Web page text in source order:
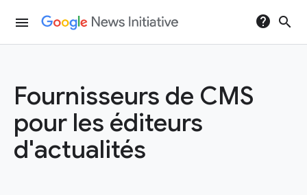
menu help search
Fournisseurs de CMS
pour les éditeurs
d'actualités